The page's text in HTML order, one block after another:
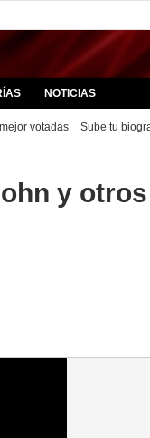
NOTICIAS
votadas Sube tu
y